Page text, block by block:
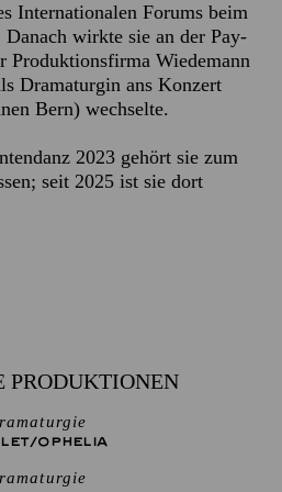
Internationalen Forums beim
wirkte sie an der Pay-
Produktionsfirma Wiedemann
Dramaturgin ans Konzert
Bern) wechselte.
2023 gehört sie zum
seit 2025 ist sie dort
PRODUKTIONEN
­OPHELIA